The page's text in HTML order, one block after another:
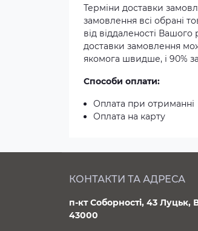
Терміни доставки
замовлення всі обрані
від віддаленості
доставки замовлення
якомога швидше, і 90%
Способи оплати:
Оплата при отриманні
Оплата на карту
КОНТАКТИ ТА АДРЕСА
п-кт Соборності, 43 Луцьк,
43000